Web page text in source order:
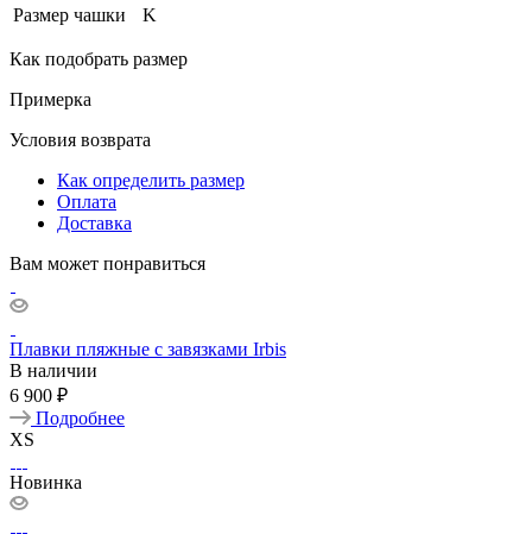
Размер чашки
K
Как подобрать размер
Примерка
Условия возврата
Как определить размер
Оплата
Доставка
Вам может понравиться
Плавки пляжные с завязками Irbis
В наличии
6 900 ₽
Подробнее
XS
Новинка